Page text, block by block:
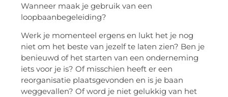
Wanneer maak je gebruik van een
loopbaanbegeleiding?
Werk je momenteel ergens en lukt het je nog
niet om het beste van jezelf te laten zien? Ben je
benieuwd of het starten van een onderneming
iets voor je is? Of misschien heeft er een
reorganisatie plaatsgevonden en is je baan
weggevallen? Of word je niet gelukkig van het